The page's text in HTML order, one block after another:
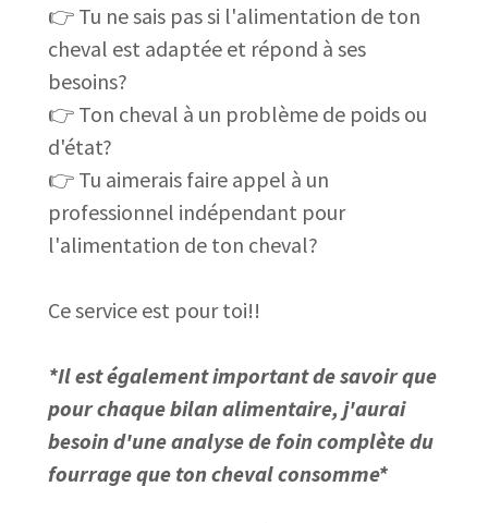
👉 Tu ne sais pas si l'alimentation de ton
cheval est adaptée et répond à ses
besoins?
👉 Ton cheval à un problème de poids ou
d'état?
👉 Tu aimerais faire appel à un
professionnel indépendant pour
l'alimentation de ton cheval?
Ce service est pour toi!!
*Il est également important de savoir que
pour chaque bilan alimentaire, j'aurai
besoin d'une analyse de foin complète du
fourrage que ton cheval consomme*